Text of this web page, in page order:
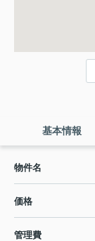
基本情報
物件名
価格
管理費